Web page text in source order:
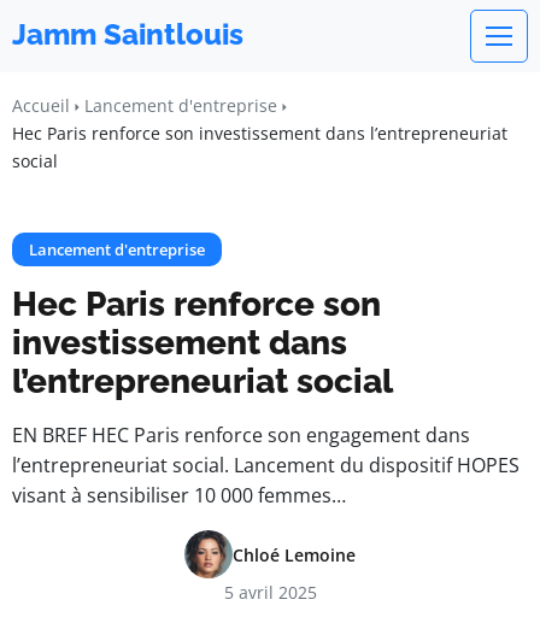
Jamm Saintlouis
Accueil
Lancement d'entreprise
Hec Paris renforce son investissement dans l’entrepreneuriat
social
Lancement d'entreprise
Hec Paris renforce son
investissement dans
l’entrepreneuriat social
EN BREF HEC Paris renforce son engagement dans
l’entrepreneuriat social. Lancement du dispositif HOPES
visant à sensibiliser 10 000 femmes…
Chloé Lemoine
5 avril 2025